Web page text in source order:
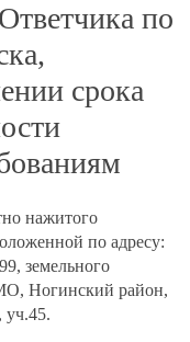
по
срока
нажитого
по адресу:
земельного
Ногинский район,
уч.45.